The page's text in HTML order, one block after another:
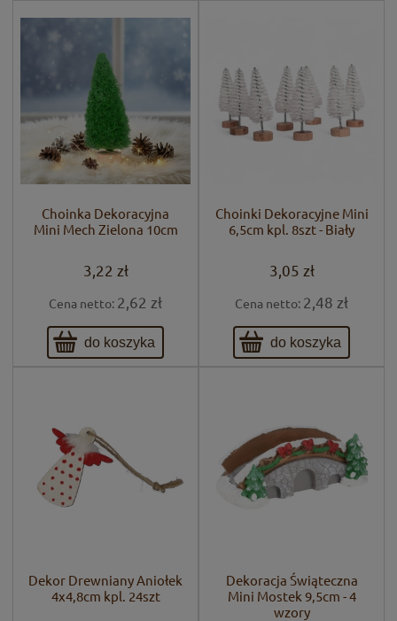
Choinka Dekoracyjna
Mini Mech Zielona 10cm
3,22 zł
Cena netto: 2,62 zł
do koszyka
Choinki Dekoracyjne Mini
6,5cm kpl. 8szt - Biały
3,05 zł
Cena netto: 2,48 zł
do koszyka
Dekor Drewniany Aniołek
4x4,8cm kpl. 24szt
Dekoracja Świąteczna
Mini Mostek 9,5cm - 4
wzory